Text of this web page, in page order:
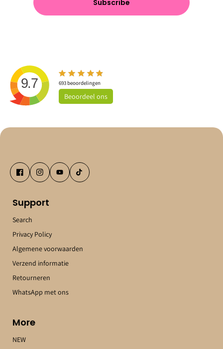
Subscribe
9.7 693beoordelingen
Beoordeel ons
Support
Search
Privacy Policy
Algemene voorwaarden
Verzend informatie
Retourneren
WhatsApp met ons
More
NEW